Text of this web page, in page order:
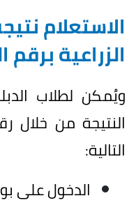
الاستعلام
الزراعية برقم
ويُمكن لطلاب
النتيجة من خلال
التالية:
الدخول على